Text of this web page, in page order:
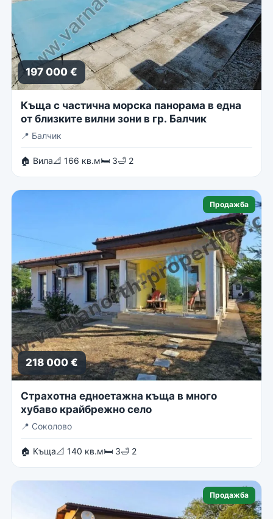
197 000 €
Къща с частична морска панорама в една
от близките вилни зони в гр. Балчик
📍 Балчик
🏠 Вила📐 166 кв.м🛏 3🛁 2
Продажба
218 000 €
Страхотна едноетажна къща в много
хубаво крайбрежно село
📍 Соколово
🏠 Къща📐 140 кв.м🛏 3🛁 2
Продажба